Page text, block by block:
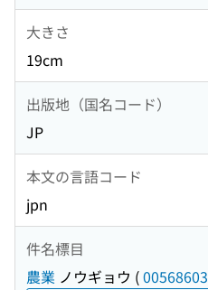
大きさ
19cm
出版地（国名コード）
JP
本文の言語コード
jpn
件名標目
農業 ノウギョウ (00568603